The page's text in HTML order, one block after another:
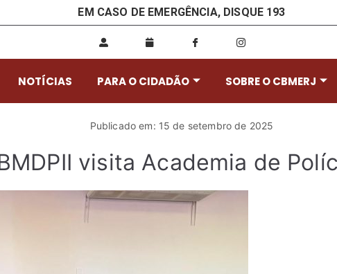
EM CASO DE EMERGÊNCIA, DISQUE 193
NOTÍCIAS PARA O CIDADÃO SOBRE O CBMERJ
Publicado em: 15 de setembro de 2025
visita Academia de